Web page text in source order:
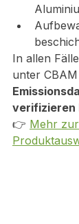
In allen
unter
verifizieren
👉 Mehr